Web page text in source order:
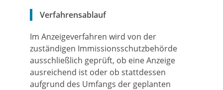
Verfahrensablauf
Im Anzeigeverfahren wird von der
zuständigen Immissionsschutzbehörde
ausschließlich geprüft, ob eine Anzeige
ausreichend ist oder ob stattdessen
aufgrund des Umfangs der geplanten